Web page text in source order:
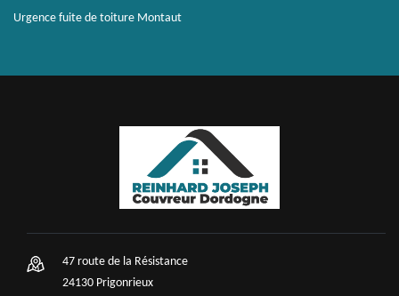
Urgence fuite de toiture Montaut
47 route de la Résistance
24130 Prigonrieux